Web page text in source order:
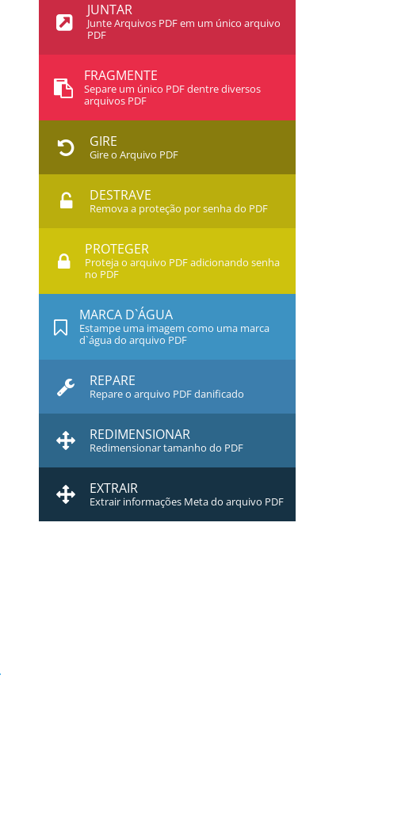
JUNTAR
Junte Arquivos PDF em um único arquivo
PDF
FRAGMENTE
Separe um único PDF dentre diversos
arquivos PDF
GIRE
Gire o Arquivo PDF
DESTRAVE
Remova a proteção por senha do PDF
PROTEGER
Proteja o arquivo PDF adicionando senha
no PDF
MARCA D`ÁGUA
Estampe uma imagem como uma marca
d`água do arquivo PDF
REPARE
Repare o arquivo PDF danificado
REDIMENSIONAR
Redimensionar tamanho do PDF
EXTRAIR
Extrair informações Meta do arquivo PDF